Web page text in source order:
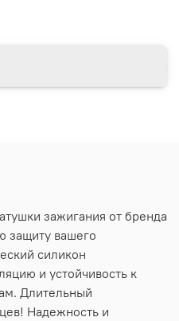
зажигания от бренда
защиту вашего
силикон
и устойчивость к
Длительный
Надежность и